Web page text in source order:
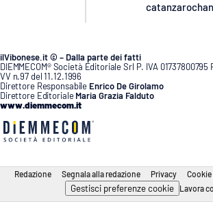
ilVibonese.it © – Dalla parte dei fatti
DIEMMECOM® Società Editoriale Srl P. IVA 01737800795
VV n.97 del 11.12.1996
Direttore Responsabile Enrico De Girolamo
Direttore Editoriale Maria Grazia Falduto
www.diemmecom.it
Redazione Segnala alla redazione Privacy
Gestisci preferenze cookie Lavora